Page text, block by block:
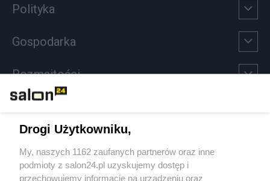
Polityka
Gospodarka
Rozmaitości
Sport
Społeczeństwo
Drogi Użytkowniku,
My, naszych 1162 zaufanych partnerów oraz inne
podmioty z salon24.pl uzyskujemy dostęp i
przechowujemy informacje na urządzeniu oraz